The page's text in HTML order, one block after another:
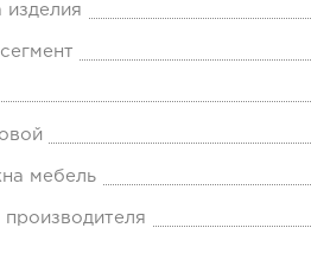
изделия
мебель
производителя